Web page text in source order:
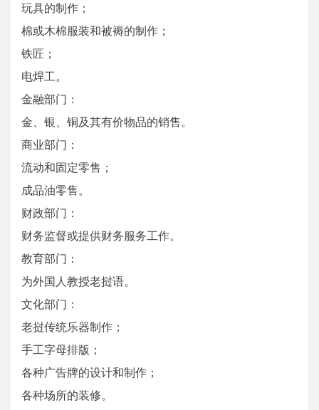
玩具的制作；
棉或木棉服装和被褥的制作；
铁匠；
电焊工。
金融部门：
金、银、铜及其有价物品的销售。
商业部门：
流动和固定零售；
成品油零售。
财政部门：
财务监督或提供财务服务工作。
教育部门：
为外国人教授老挝语。
文化部门：
老挝传统乐器制作；
手工字母排版；
各种广告牌的设计和制作；
各种场所的装修。